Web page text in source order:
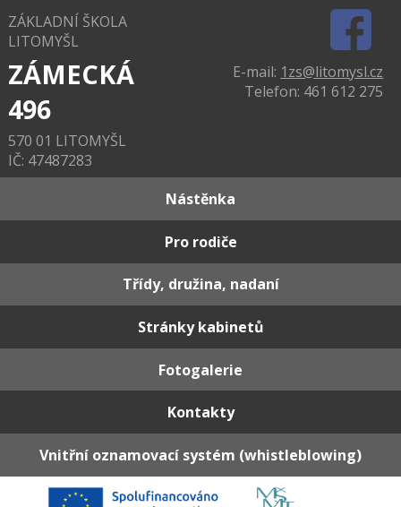
ZÁKLADNÍ ŠKOLA
LITOMYŠL
ZÁMECKÁ
496
570 01 LITOMYŠL
IČ: 47487283
E-mail: 1zs@litomysl.cz
Telefon: 461 612 275
Nástěnka
Pro rodiče
Třídy, družina, nadaní
Stránky kabinetů
Fotogalerie
Kontakty
Vnitřní oznamovací systém (whistleblowing)